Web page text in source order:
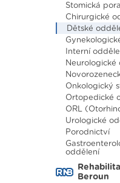
Stomická
Chirurgické
Dětské
Interní
Neurologické
Onkologický
Ortopedické
ORL
Urologické
Porodnictví
oddělení
Beroun